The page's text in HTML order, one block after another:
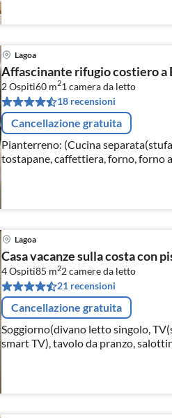
Lagoa
Affascinante rifugio costiero a
2 Ospiti60 m21 camera da letto
18 recensioni
Cancellazione gratuita
Pianterreno: (Cucina
tostapane, caffettiera, forno, forno
Lagoa
Casa vacanze sulla costa con
4 Ospiti85 m22camere da letto
21 recensioni
Cancellazione gratuita
Soggiorno(divano letto singolo,
smart TV), tavolo da pranzo,